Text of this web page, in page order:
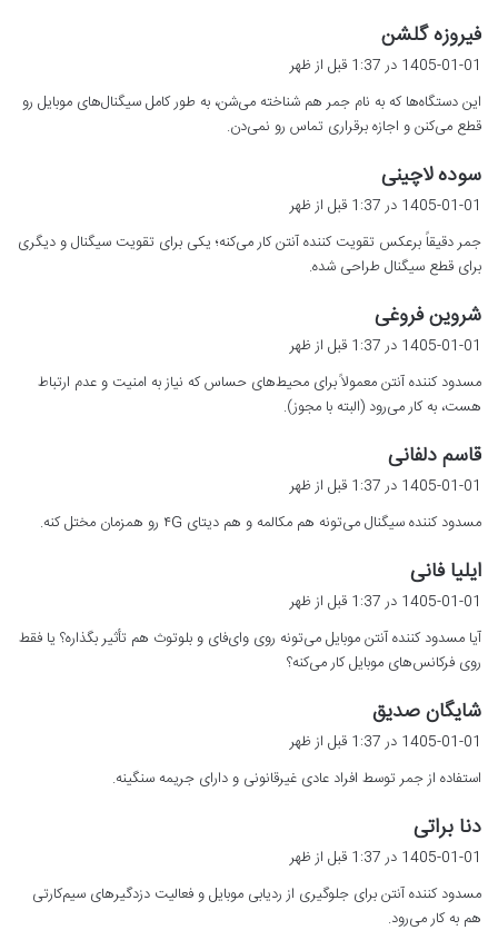
فیروزه گلشن
ف
:
1405-01-01 در 1:37 قبل از ظهر
این دستگاه‌ها که به نام جمر هم شناخته می‌شن، به طور کامل سیگنال‌های موبایل رو
قطع می‌کنن و اجازه برقراری تماس رو نمی‌دن.
سوده لاچینی
ف
:
1405-01-01 در 1:37 قبل از ظهر
جمر دقیقاً برعکس تقویت کننده آنتن کار می‌کنه؛ یکی برای تقویت سیگنال و دیگری
برای قطع سیگنال طراحی شده.
شروین فروغی
ف
:
1405-01-01 در 1:37 قبل از ظهر
مسدود کننده آنتن معمولاً برای محیط‌های حساس که نیاز به امنیت و عدم ارتباط
هست، به کار می‌رود (البته با مجوز).
قاسم دلفانی
ت
:
1405-01-01 در 1:37 قبل از ظهر
مسدود کننده سیگنال می‌تونه هم مکالمه و هم دیتای ۴G رو همزمان مختل کنه.
ایلیا فانی
ف
:
1405-01-01 در 1:37 قبل از ظهر
آیا مسدود کننده آنتن موبایل می‌تونه روی وای‌فای و بلوتوث هم تأثیر بگذاره؟ یا فقط
روی فرکانس‌های موبایل کار می‌کنه؟
شایگان صدیق
ف
:
1405-01-01 در 1:37 قبل از ظهر
استفاده از جمر توسط افراد عادی غیرقانونی و دارای جریمه سنگینه.
دنا براتی
:
1405-01-01 در 1:37 قبل از ظهر
مسدود کننده آنتن برای جلوگیری از ردیابی موبایل و فعالیت دزدگیرهای سیم‌کارتی
هم به کار می‌رود.